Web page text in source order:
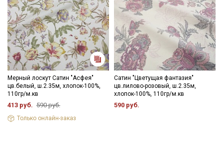
Мерный лоскут Сатин "Асфея"
цв.белый, ш.2.35м, хлопок-100%,
110гр/м.кв
413 руб. 590 руб.
Только онлайн-заказ
Сатин "Цветущая фантазия"
цв.лилово-розовый, ш.2.35м,
хлопок-100%, 110гр/м.кв
590 руб.